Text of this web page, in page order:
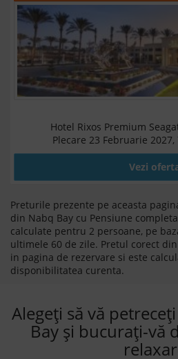
Hotel Rixos Premium
Plecare 23 Februarie
Vezi
Preturile prezente pe aceasta
din Nabq Bay cu Pensiune
calculate pentru 2 persoane, pe
ultimele 60 de zile. Pretul corect
in pagina de rezervare si este
disponibilitatea curenta.
Alegeți să vă
Bay și bucurați-vă